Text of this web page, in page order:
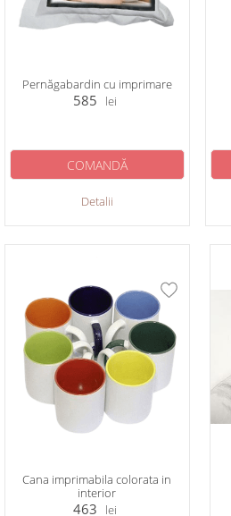
Pernăgabardin cu imprimare
585 lei
Detalii
COMANDĂ
Cana imprimabila colorata in
interior
463 lei